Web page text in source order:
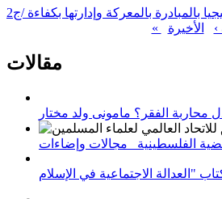
بالمبادرة بالمعركة وإدارتها بكفاءة /ج2
›
مقالات
محاربة الفقر؟ مامونى ولد مختار
الفلسطينية_ مجالات وإضاءات